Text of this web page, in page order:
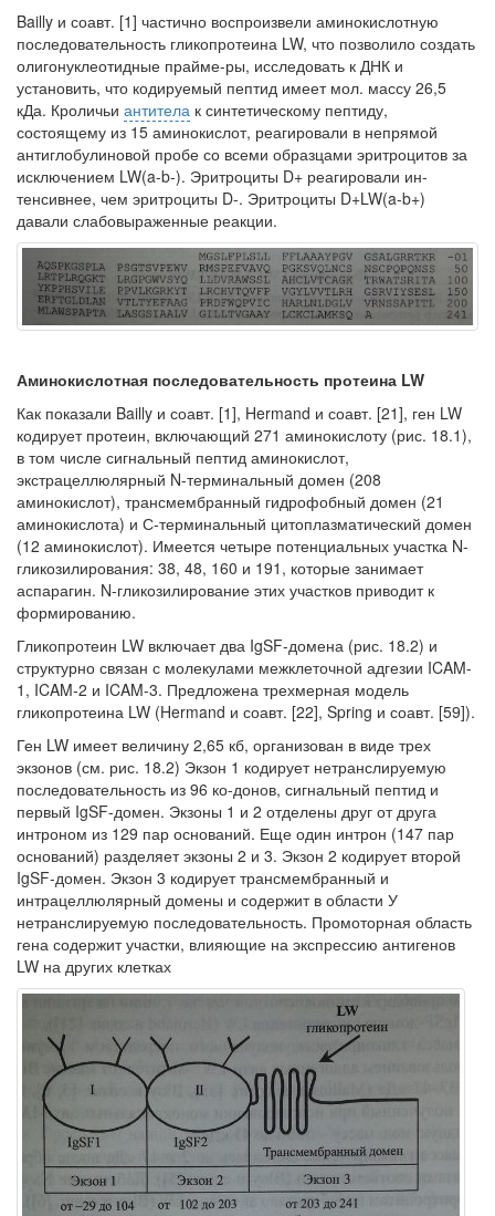
Bailly и соавт. [1] частично воспроизвели аминокислотную
последователь­ность гликопротеина LW, что позволило создать
олигонуклеотидные прайме-ры, исследовать к ДНК и
установить, что кодируемый пептид имеет мол. массу 26,5
кДа. Кроличьи антитела к синтетическому пептиду,
состоящему из 15 ами­нокислот, реагировали в непрямой
антиглобулиновой пробе со всеми образца­ми эритроцитов за
исключением LW(a-b-). Эритроциты D+ реагировали ин­
тенсивнее, чем эритроциты D-. Эритроциты D+LW(a-b+)
давали слабовыраженные реакции.
Аминокислотная последовательность протеина LW
Как показали Bailly и соавт. [1], Hermand и соавт. [21], ген LW
кодирует протеин, включающий 271 аминокислоту (рис. 18.1),
в том числе сигнальный пептид аминокислот,
экстрацеллюлярный N-терминальный домен (208
аминокислот), трансмембранный гидрофобный домен (21
аминокислота) и С-терминальный цитоплазматический домен
(12 аминокислот). Имеется четыре потенциальных участка N-
гликозилирования: 38, 48, 160 и 191, которые зани­мает
аспарагин. N-гликозилирование этих участков приводит к
формированию.
Гликопротеин LW включает два IgSF-домена (рис. 18.2) и
структур­но связан с молекулами межклеточной адгезии ICAM-
1, ICAM-2 и ICAM-3. Предложена трехмерная модель
гликопротеина LW (Hermand и соавт. [22], Spring и соавт. [59]).
Ген LW имеет величину 2,65 кб, организован в виде трех
экзонов (см. рис. 18.2) Экзон 1 кодирует нетранслируемую
последовательность из 96 ко-донов, сигнальный пептид и
первый IgSF-домен. Экзоны 1 и 2 отделены друг от друга
интроном из 129 пар оснований. Еще один интрон (147 пар
основа­ний) разделяет экзоны 2 и 3. Экзон 2 кодирует второй
IgSF-домен. Экзон 3 ко­дирует трансмембранный и
интрацеллюлярный домены и содержит в области У
нетранслируемую последовательность. Промоторная область
гена содержит участки, влияющие на экспрессию антигенов
LW на других клетках